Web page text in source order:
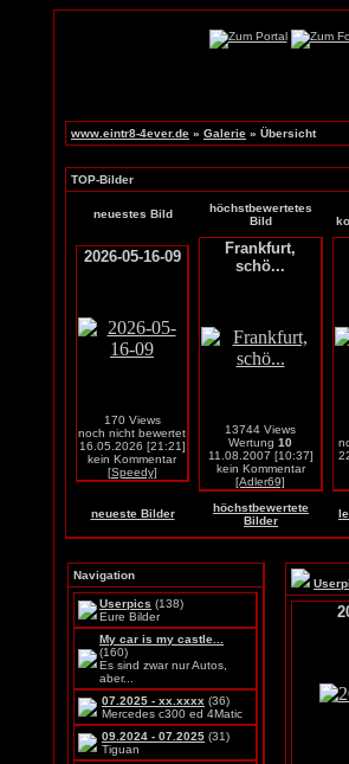
www.eintr8-4ever.de » Galerie » Übersicht
TOP-Bilder
neuestes Bild
höchstbewertetes
Bild
2026-05-16-09
170 Views
noch nicht bewertet
16.05.2026 [21:21]
kein Kommentar
[Speedy]
Frankfurt,
schö...
13744 Views
Wertung 10
11.08.2007 [10:37]
kein Kommentar
[Adler69]
neueste Bilder
höchstbewertete
Bilder
Navigation
Userpics (138)
Eure Bilder
My car is my castle...
(160)
Es sind zwar nur Autos,
aber...
07.2025 - xx.xxxx (36)
Mercedes c300 ed 4Matic
09.2024 - 07.2025 (31)
Tiguan